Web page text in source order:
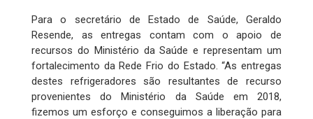
Para o secretário de Estado de Saúde, Geraldo
Resende, as entregas contam com o apoio de
recursos do Ministério da Saúde e representam um
fortalecimento da Rede Frio do Estado. “As entregas
destes refrigeradores são resultantes de recurso
provenientes do Ministério da Saúde em 2018,
fizemos um esforço e conseguimos a liberação para